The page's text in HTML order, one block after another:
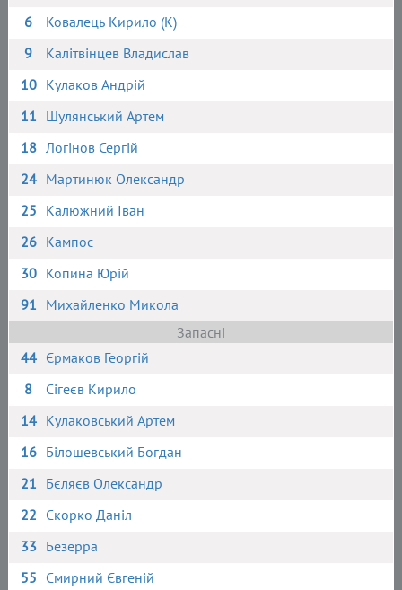
6
Ковалець Кирило (К)
9
Калітвінцев Владислав
10 Кулаков Андрій
11 Шулянський Артем
18 Логінов Сергій
24 Мартинюк Олександр
25 Калюжний Іван
26 Кампос
30 Копина Юрій
91 Михайленко Микола
Запасні
44 Єрмаков Георгій
8
Сігеєв Кирило
14 Кулаковський Артем
16 Білошевський Богдан
21 Бєляєв Олександр
22 Скорко Даніл
33 Безерра
55 Смирний Євгеній